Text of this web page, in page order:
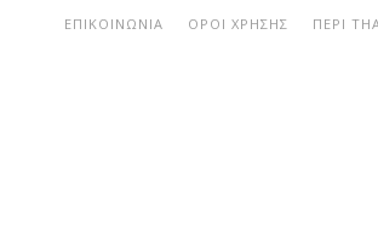
ΠΕΡΙ
ΟΡΟΙ ΧΡΗΣΗΣ
ΕΠΙΚΟΙΝΩΝΙΑ